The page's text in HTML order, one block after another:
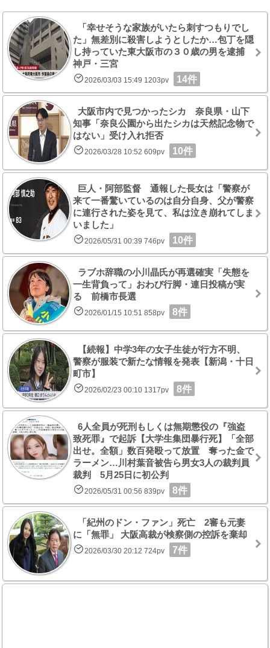
「幸せそうな家族がいたら刺すつもりでし
た」無差別に殺害しようとしたか…包丁を隠
し持っていた東大阪市の３０歳の男を逮捕
神戸・三宮
2026/03/03 15:49 1203pv 14件
大阪市内で見つかったシカ 奈良県・山下
知事「奈良公園から出たシカは天然記念物で
はない」受け入れ拒否
2026/03/28 10:52 609pv 10件
巨人・阿部監督 通報した長女は「警察が
来て一番驚いているのは自分自身、父が警察
に連行された姿を見て、私は泣き崩れてしま
いました」
2026/05/31 00:39 746pv 10件
ラブホ辞職の小川晶氏が再選確実「失態を
一生背負って」おわび行脚・連日投稿が実
る 前橋市長選
2026/01/15 10:51 858pv 8件
【続報】中学3年の女子生徒が行方不明、
警察が服装で新たな情報を発表【新潟・十日
町市】
2026/02/23 00:10 1317pv 8件
6人全員が死刑もしくは無期懲役の『強盗
致死罪』で起訴【大学生集団暴行死】「全部
出せ。全額」数百発殴って放置 奪った金で
ラーメン…川村葉音被告ら男女3人の裁判員
裁判 5月25日に初公判
2026/05/31 00:56 839pv 8件
「紀州のドン・ファン」死亡 2審も元妻
に「無罪」 大阪高裁が検察側の控訴を棄却
2026/03/30 20:12 724pv 7件